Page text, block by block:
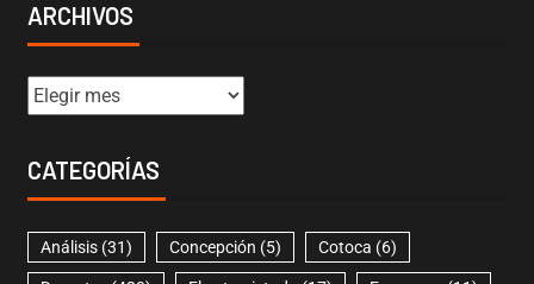
ARCHIVOS
CATEGORÍAS
Análisis(31) Concepción (5) Cotoca (6)